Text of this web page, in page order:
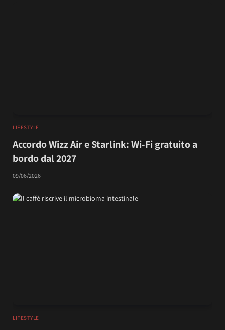
LIFESTYLE
Accordo Wizz Air e Starlink: Wi-Fi gratuito a
bordo dal 2027
09/06/2026
LIFESTYLE